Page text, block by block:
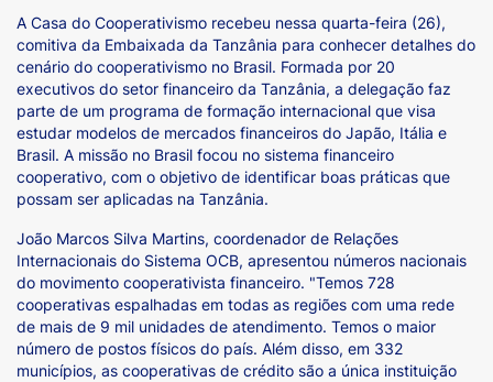
A Casa do Cooperativismo recebeu nessa quarta-feira (26),
comitiva da Embaixada da Tanzânia para conhecer detalhes do
cenário do cooperativismo no Brasil. Formada por 20
executivos do setor financeiro da Tanzânia, a delegação faz
parte de um programa de formação internacional que visa
estudar modelos de mercados financeiros do Japão, Itália e
Brasil. A missão no Brasil focou no sistema financeiro
cooperativo, com o objetivo de identificar boas práticas que
possam ser aplicadas na Tanzânia.
João Marcos Silva Martins, coordenador de Relações
Internacionais do Sistema OCB, apresentou números nacionais
do movimento cooperativista financeiro. "Temos 728
cooperativas espalhadas em todas as regiões com uma rede
de mais de 9 mil unidades de atendimento. Temos o maior
número de postos físicos do país. Além disso, em 332
municípios, as cooperativas de crédito são a única instituição